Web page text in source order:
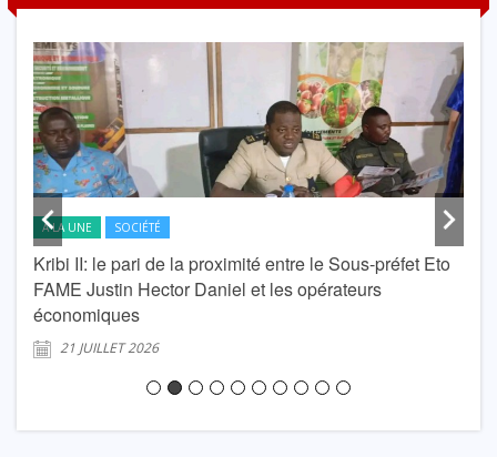
A LA UNE SOCIÉTÉ
Kribi II: le pari de la proximité entre le Sous-préfet Eto
FAME Justin Hector Daniel et les opérateurs
économiques
21 JUILLET 2026